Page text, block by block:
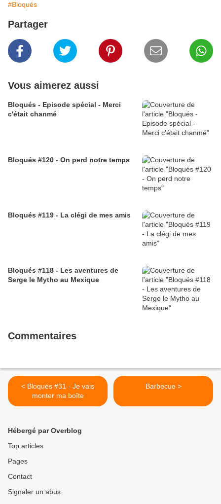
#Bloqués
Partager
Vous aimerez aussi
Bloqués - Episode spécial - Merci
c'était chanmé
Bloqués #120 - On perd notre temps
Bloqués #119 - La clégi de mes amis
Bloqués #118 - Les aventures de
Serge le Mytho au Mexique
Commentaires
< Bloqués #31 - Je vais
monter ma boîte
Barbecue >
Hébergé par Overblog
Top articles
Pages
Contact
Signaler un abus